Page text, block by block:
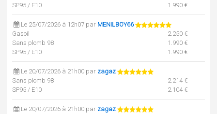
SP95 / E10
1.990 €
Le 25/07/2026 à 12h07 par MENILBOY66
Gasoil
2.250 €
Sans plomb 98
1.990 €
SP95 / E10
1.990 €
Le 20/07/2026 à 21h00 par zagaz
Sans plomb 98
2.214 €
SP95 / E10
2.104 €
Le 20/07/2026 à 21h00 par zagaz